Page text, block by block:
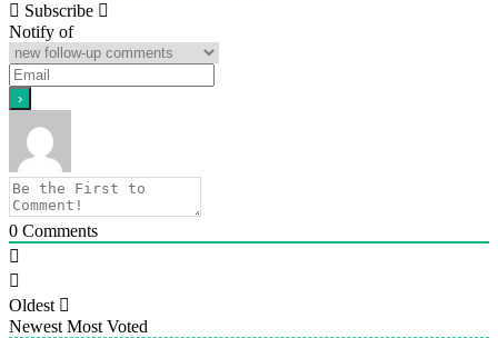
Subscribe
Notify of
0 Comments
Oldest
Newest Most Voted